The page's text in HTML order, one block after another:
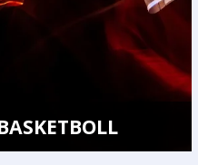
VOLLEYBOLL